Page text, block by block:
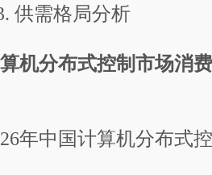
局分析
机分布式控制市场消
中国计算机分布式控